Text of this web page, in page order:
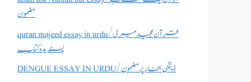
مضمون
quran majeed essay in urdu/قرآن مجید میری
پسندیدہ کتاب
DENGUE ESSAY IN URDU/ڈینگی بخار پر مضمون